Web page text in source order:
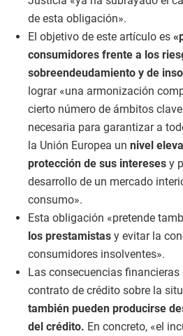
de esta obligación».
El objetivo de este artículo es
consumidores frente a los
sobreendeudamiento y de
lograr «una armonización
cierto número de ámbitos
necesaria para garantizar a
la Unión Europea un nivel
protección de sus intereses y
desarrollo de un mercado
consumo».
Esta obligación «pretende
los prestamistas y evitar la
consumidores insolventes».
Las consecuencias
contrato de crédito sobre la
también pueden producirse
del crédito. En concreto, «el